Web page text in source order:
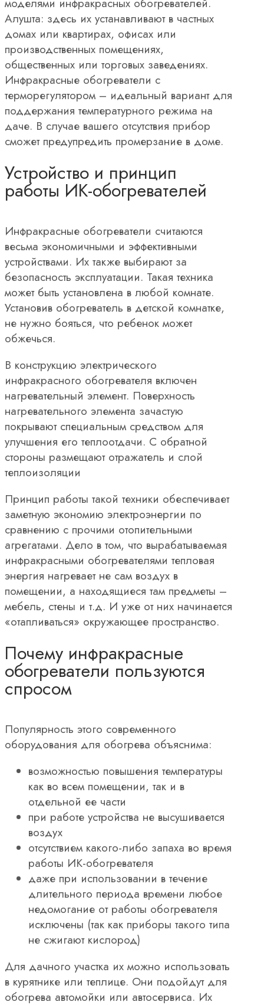
моделями инфракрасных обогревателей.
Алушта: здесь их устанавливают в частных
домах или квартирах, офисах или
производственных помещениях,
общественных или торговых заведениях.
Инфракрасные обогреватели с
терморегулятором – идеальный вариант для
поддержания температурного режима на
даче. В случае вашего отсутствия прибор
сможет предупредить промерзание в доме.
Устройство и принцип
работы ИК-обогревателей
Инфракрасные обогреватели считаются
весьма экономичными и эффективными
устройствами. Их также выбирают за
безопасность эксплуатации. Такая техника
может быть установлена в любой комнате.
Установив обогреватель в детской комнатке,
не нужно бояться, что ребенок может
обжечься.
В конструкцию электрического
инфракрасного обогревателя включен
нагревательный элемент. Поверхность
нагревательного элемента зачастую
покрывают специальным средством для
улучшения его теплоотдачи. С обратной
стороны размещают отражатель и слой
теплоизоляции
Принцип работы такой техники обеспечивает
заметную экономию электроэнергии по
сравнению с прочими отопительными
агрегатами. Дело в том, что вырабатываемая
инфракрасными обогревателями тепловая
энергия нагревает не сам воздух в
помещении, а находящиеся там предметы –
мебель, стены и т.д. И уже от них начинается
«отапливаться» окружающее пространство.
Почему инфракрасные
обогреватели пользуются
спросом
Популярность этого современного
оборудования для обогрева объяснима:
возможностью повышения температуры
как во всем помещении, так и в
отдельной ее части
при работе устройства не высушивается
воздух
отсутствием какого-либо запаха во время
работы ИК-обогревателя
даже при использовании в течение
длительного периода времени любое
недомогание от работы обогревателя
исключены (так как приборы такого типа
не сжигают кислород)
Для дачного участка их можно использовать
в курятнике или теплице. Они подойдут для
обогрева автомойки или автосервиса. Их